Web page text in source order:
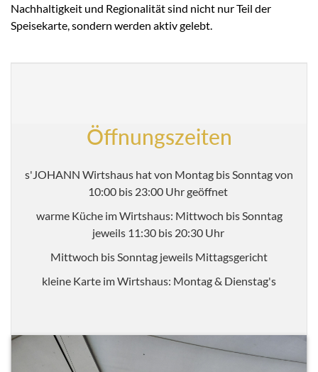
Nachhaltigkeit und Regionalität sind nicht nur Teil der
Speisekarte, sondern werden aktiv gelebt.
Öffnungszeiten
s'JOHANN Wirtshaus hat von Montag bis Sonntag von
10:00 bis 23:00 Uhr geöffnet
warme Küche im Wirtshaus: Mittwoch bis Sonntag
jeweils 11:30 bis 20:30 Uhr
Mittwoch bis Sonntag jeweils Mittagsgericht
kleine Karte im Wirtshaus: Montag & Dienstag's